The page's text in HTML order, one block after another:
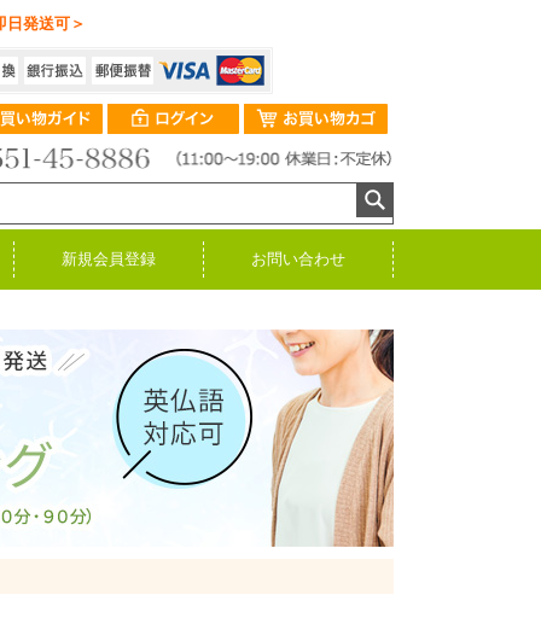
発送可＞
新規会員登録 お問い合わせ